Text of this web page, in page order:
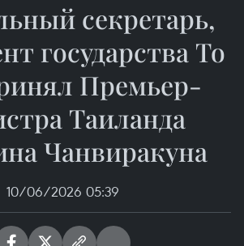
секретарь,
государства То
Премьер-
Таиланда
Чанвиракуна
10/06/2026 05:39